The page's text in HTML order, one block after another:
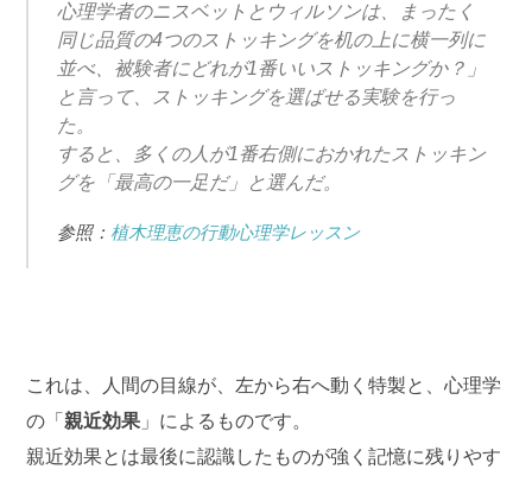
心理学者のニスベットとウィルソンは、まったく
同じ品質の4つのストッキングを机の上に横一列に
並べ、被験者にどれが1番いいストッキングか？」
と言って、ストッキングを選ばせる実験を行っ
た。
すると、多くの人が1番右側におかれたストッキン
グを「最高の一足だ」と選んだ。
参照： 植木理恵の行動心理学レッスン
これは、人間の目線が、左から右へ動く特製と、心理学
の「親近効果 」によるものです。
親近効果とは最後に認識したものが強く記憶に残りやす